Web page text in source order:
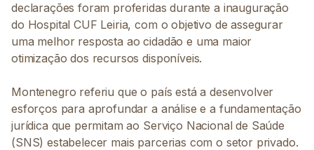
declarações foram proferidas durante a inauguração
do Hospital CUF Leiria, com o objetivo de assegurar
uma melhor resposta ao cidadão e uma maior
otimização dos recursos disponíveis.
Montenegro referiu que o país está a desenvolver
esforços para aprofundar a análise e a fundamentação
jurídica que permitam ao Serviço Nacional de Saúde
(SNS) estabelecer mais parcerias com o setor privado.